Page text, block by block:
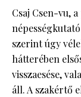
Csaj Csen-vu,
szerint úgy
hátterében
visszaesése,
áll. A szakértő